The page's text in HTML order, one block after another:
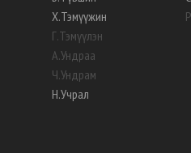
Х.Тэмүүжин
Г.Тэмүүлэн
А.Ундраа
Ч.Ундрам
Н.Учрал
Р